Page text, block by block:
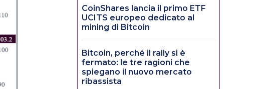
CoinShares lancia il primo ETF
UCITS europeo dedicato al
mining di Bitcoin
Bitcoin, perché il rally si è
fermato: le tre ragioni che
spiegano il nuovo mercato
ribassista